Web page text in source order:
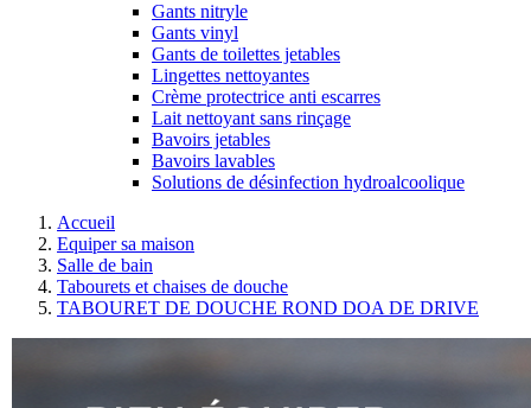
Gants nitryle
Gants vinyl
Gants de toilettes jetables
Lingettes nettoyantes
Crème protectrice anti escarres
Lait nettoyant sans rinçage
Bavoirs jetables
Bavoirs lavables
Solutions de désinfection hydroalcoolique
Accueil
Equiper sa maison
Salle de bain
Tabourets et chaises de douche
TABOURET DE DOUCHE ROND DOA DE DRIVE